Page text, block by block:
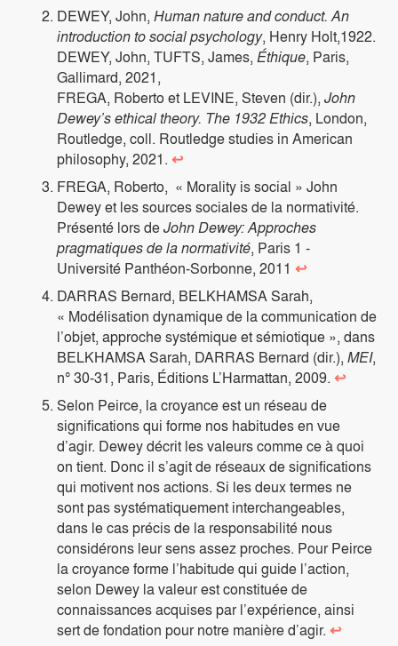
DEWEY, John, Human nature and conduct. An
introduction to social psychology, Henry Holt,1922.
DEWEY, John, TUFTS, James, Éthique, Paris,
Gallimard, 2021,
FREGA, Roberto et LEVINE, Steven (dir.), John
Dewey’s ethical theory. The 1932 Ethics, London,
Routledge, coll. Routledge studies in American
philosophy, 2021. ↩
FREGA, Roberto, « Morality is social » John
Dewey et les sources sociales de la normativité.
Présenté lors deJohn Dewey: Approches
pragmatiques de la normativité, Paris 1 -
Université Panthéon-Sorbonne, 2011 ↩
DARRAS Bernard, BELKHAMSA Sarah,
« Modélisation dynamique de la communication de
l’objet, approche systémique et sémiotique », dans
BELKHAMSA Sarah, DARRAS Bernard (dir.), MEI,
n° 30-31, Paris, Éditions L’Harmattan, 2009. ↩
Selon Peirce, la croyance est un réseau de
significations qui forme nos habitudes en vue
d’agir. Dewey décrit les valeurs comme ce à quoi
on tient. Donc il s’agit de réseaux de significations
qui motivent nos actions. Si les deux termes ne
sont pas systématiquement interchangeables,
dans le cas précis de la responsabilité nous
considérons leur sens assez proches. Pour Peirce
la croyance forme l’habitude qui guide l’action,
selon Dewey la valeur est constituée de
connaissances acquises par l’expérience, ainsi
sert de fondation pour notre manière d’agir. ↩